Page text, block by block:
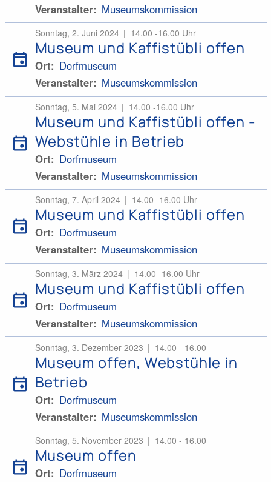
Veranstalter
Museumskommission
event
Sonntag, 2. Juni 2024 14.00 -16.00 Uhr
Museum und Kaffistübli offen
Ort
Dorfmuseum
Veranstalter
Museumskommission
event
Sonntag, 5. Mai 2024 14.00 -16.00 Uhr
Museum und Kaffistübli offen -
Webstühle in Betrieb
Ort
Dorfmuseum
Veranstalter
Museumskommission
event
Sonntag, 7. April 2024 14.00 -16.00 Uhr
Museum und Kaffistübli offen
Ort
Dorfmuseum
Veranstalter
Museumskommission
event
Sonntag, 3. März 2024 14.00 -16.00 Uhr
Museum und Kaffistübli offen
Ort
Dorfmuseum
Veranstalter
Museumskommission
event
Sonntag, 3. Dezember 2023 14.00 - 16.00
Museum offen, Webstühle in
Betrieb
Ort
Dorfmuseum
Veranstalter
Museumskommission
event
Sonntag, 5. November 2023 14.00 - 16.00
Museum offen
Ort
Dorfmuseum